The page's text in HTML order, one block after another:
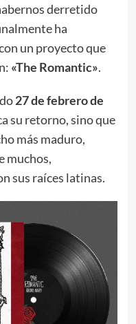
derretido
ha
un proyecto que
«The Romantic».
27 de febrero de
su retorno, sino que
más maduro,
muchos,
sus raíces latinas.